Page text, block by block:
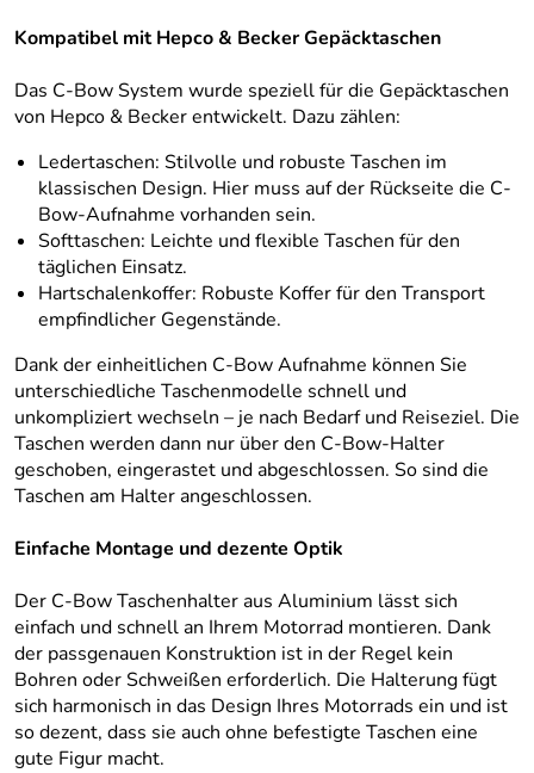
Kompatibel mit Hepco & Becker Gepäcktaschen
Das C-Bow System wurde speziell für die Gepäcktaschen
von Hepco & Becker entwickelt. Dazu zählen:
Ledertaschen: Stilvolle und robuste Taschen im
klassischen Design. Hier muss auf der Rückseite die C-
Bow-Aufnahme vorhanden sein.
Softtaschen: Leichte und flexible Taschen für den
täglichen Einsatz.
Hartschalenkoffer: Robuste Koffer für den Transport
empfindlicher Gegenstände.
Dank der einheitlichen C-Bow Aufnahme können Sie
unterschiedliche Taschenmodelle schnell und
unkompliziert wechseln – je nach Bedarf und Reiseziel. Die
Taschen werden dann nur über den C-Bow-Halter
geschoben, eingerastet und abgeschlossen. So sind die
Taschen am Halter angeschlossen.
Einfache Montage und dezente Optik
Der C-Bow Taschenhalter aus Aluminium lässt sich
einfach und schnell an Ihrem Motorrad montieren. Dank
der passgenauen Konstruktion ist in der Regel kein
Bohren oder Schweißen erforderlich. Die Halterung fügt
sich harmonisch in das Design Ihres Motorrads ein und ist
so dezent, dass sie auch ohne befestigte Taschen eine
gute Figur macht.